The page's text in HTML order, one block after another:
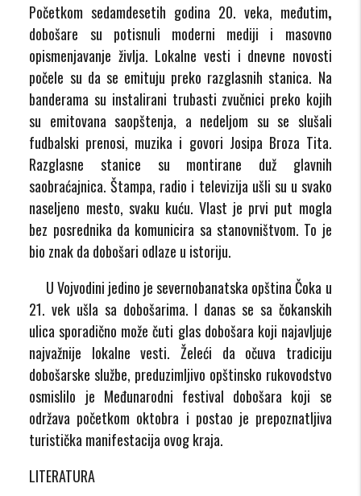
Početkom sedamdesetih godina 20. veka, međutim,
dobošare su potisnuli moderni mediji i masovno
opismenjavanje življa. Lokalne vesti i dnevne novosti
počele su da se emituju preko razglasnih stanica. Na
banderama su instalirani trubasti zvučnici preko kojih
su emitovana saopštenja, a nedeljom su se slušali
fudbalski prenosi, muzika i govori Josipa Broza Tita.
Razglasne stanice su montirane duž glavnih
saobraćajnica. Štampa, radio i televizija ušli su u svako
naseljeno mesto, svaku kuću. Vlast je prvi put mogla
bez posrednika da komunicira sa stanovništvom. To je
bio znak da dobošari odlaze u istoriju.
U Vojvodini jedino je severnobanatska opština Čoka u
21. vek ušla sa dobošarima. I danas se sa čokanskih
ulica sporadično može čuti glas dobošara koji najavljuje
najvažnije lokalne vesti. Želeći da očuva tradiciju
dobošarske službe, preduzimljivo opštinsko rukovodstvo
osmislilo je Međunarodni festival dobošara koji se
održava početkom oktobra i postao je prepoznatljiva
turistička manifestacija ovog kraja.
LITERATURA